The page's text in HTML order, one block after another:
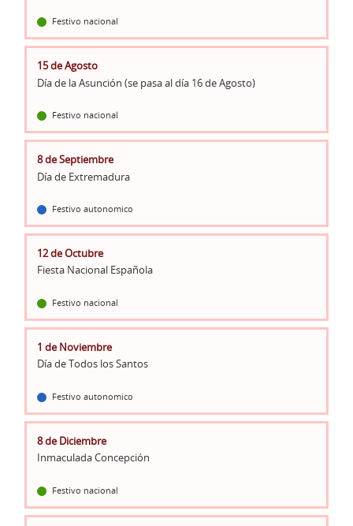
Festivo nacional
15 de Agosto
Día de la Asunción (se pasa al día 16 de Agosto)
Festivo nacional
8 de Septiembre
Día de Extremadura
Festivo autonomico
12 de Octubre
Fiesta Nacional Española
Festivo nacional
1 de Noviembre
Día de Todos los Santos
Festivo autonomico
8 de Diciembre
Inmaculada Concepción
Festivo nacional